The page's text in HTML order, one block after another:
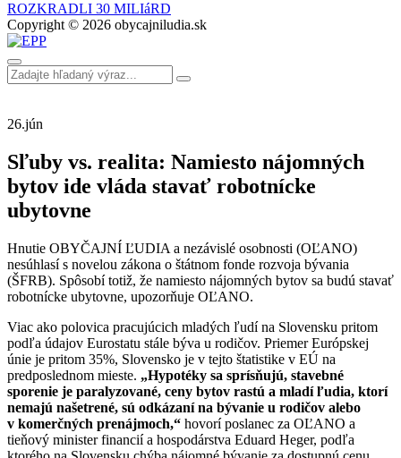
ROZKRADLI 30 MILIáRD
Copyright © 2026 obycajniludia.sk
26.jún
Sľuby vs. realita: Namiesto nájomných
bytov ide vláda stavať robotnícke
ubytovne
Hnutie OBYČAJNÍ ĽUDIA a nezávislé osobnosti (OĽANO)
nesúhlasí s novelou zákona o štátnom fonde rozvoja bývania
(ŠFRB). Spôsobí totiž, že namiesto nájomných bytov sa budú stavať
robotnícke ubytovne, upozorňuje OĽANO.
Viac ako polovica pracujúcich mladých ľudí na Slovensku pritom
podľa údajov Eurostatu stále býva u rodičov. Priemer Európskej
únie je pritom 35%, Slovensko je v tejto štatistike v EÚ na
predposlednom mieste. „Hypotéky sa sprísňujú, stavebné
sporenie je paralyzované, ceny bytov rastú a mladí ľudia, ktorí
nemajú našetrené, sú odkázaní na bývanie u rodičov alebo
v komerčných prenájmoch,“ hovorí poslanec za OĽANO a
tieňový minister financií a hospodárstva Eduard Heger, podľa